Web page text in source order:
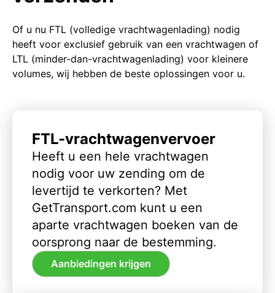
Of u nu FTL (volledige vrachtwagenlading) nodig
heeft voor exclusief gebruik van een vrachtwagen of
LTL (minder-dan-vrachtwagenlading) voor kleinere
volumes, wij hebben de beste oplossingen voor u.
FTL-vrachtwagenvervoer
Heeft u een hele vrachtwagen
nodig voor uw zending om de
levertijd te verkorten? Met
GetTransport.com kunt u een
aparte vrachtwagen boeken van de
oorsprong naar de bestemming.
Aanbiedingen krijgen